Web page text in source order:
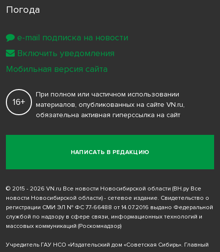
Погода
НАПИСАТЬ В РЕДАКЦИЮ
16+
При полном или частичном использовании
материалов, опубликованных на сайте VN.ru,
обязательна активная гиперссылка на сайт
© 2015 - 2026 VN.ru Все новости Новосибирской области (ВН.ру Все
новости Новосибирской области) - сетевое издание. Свидетельство о
регистрации СМИ ЭЛ № ФС 77-66488 от 14.07.2016 выдано Федеральной
службой по надзору в сфере связи, информационных технологий и
массовых коммуникаций (Роскомнадзор)
Учредитель ГАУ НСО «Издательский дом «Советская Сибирь». Главный
e-mail подписка на новости
Включить уведомления
Мобильная версия сайта